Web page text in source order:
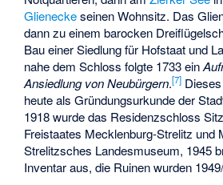
Glieneckeseinen Wohnsitz. Das
dann zu einem barocken
Bau einer Siedlung für Hofstaat und
nahe dem Schloss folgte 1733 ein
Ansiedlung von Neubürgern.[7]
heute als Gründungsurkunde der
1918 wurde das Residenzschloss
Freistaates Mecklenburg-Strelitz und
Strelitzsches Landesmuseum, 1945
Inventar aus, die Ruinen wurden